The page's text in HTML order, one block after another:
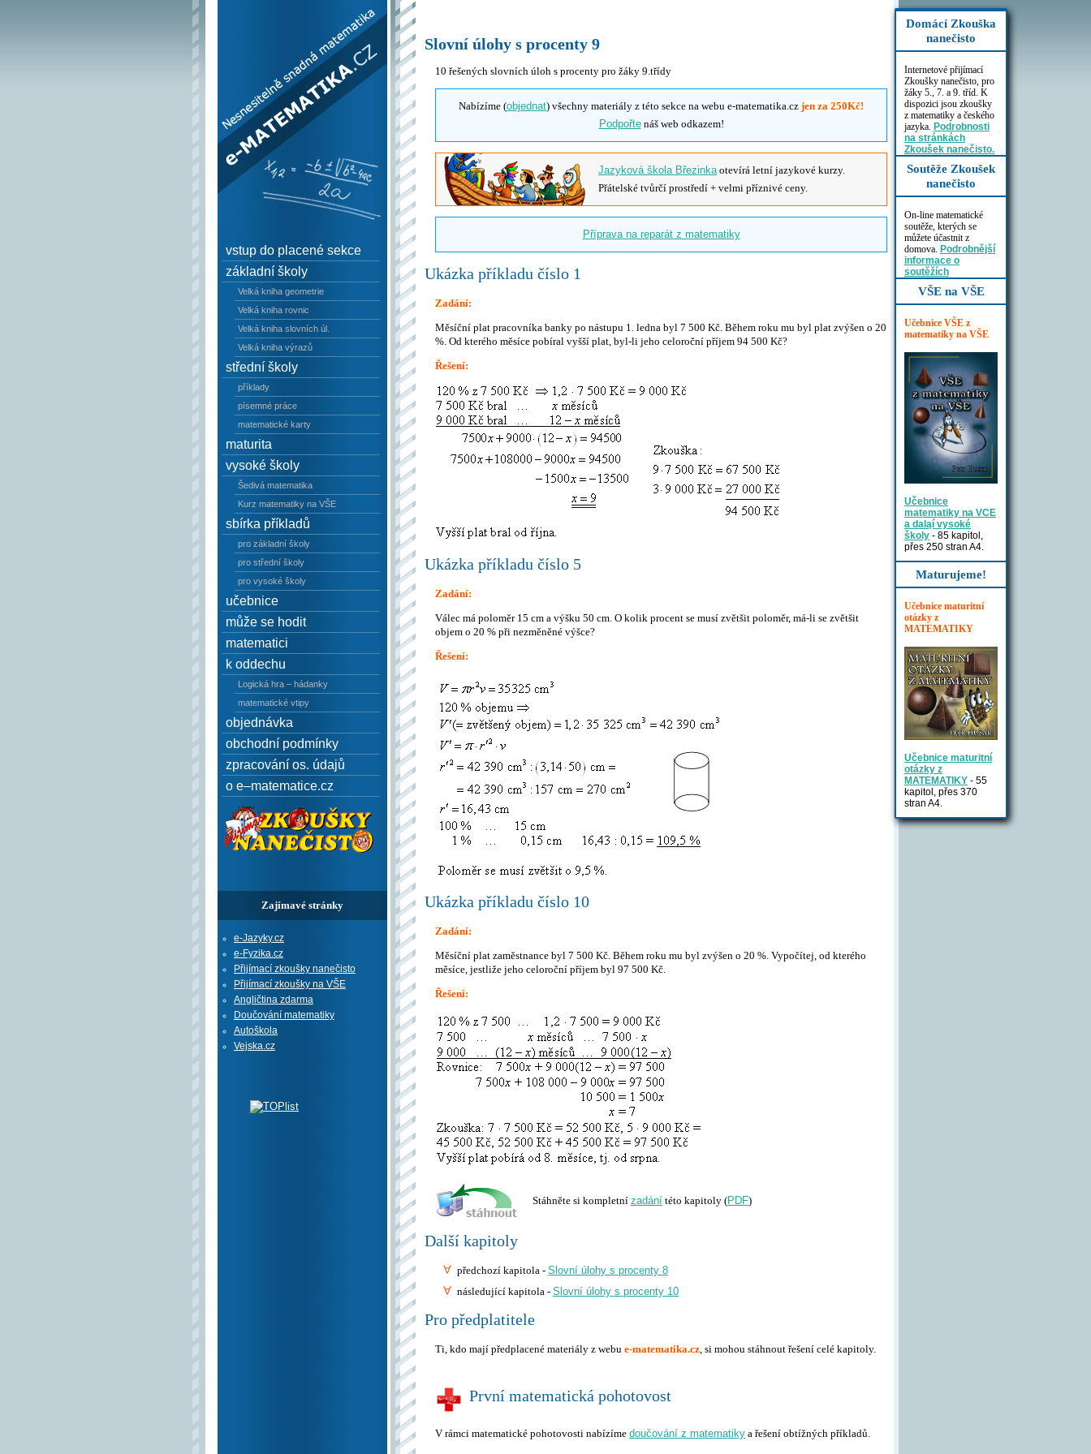
Nesnesitelně snadná
vstup do placené sekce
základní školy
Velká kniha geometrie
Velká kniha rovnic
Velká kniha slovních úl.
Velká kniha výrazů
střední školy
příklady
písemné práce
matematické karty
maturita
vysoké školy
Šedivá matematika
Kurz matematiky na VŠE
sbírka příkladů
pro základní školy
pro střední školy
pro vysoké školy
učebnice
může se hodit
matematici
k oddechu
Logická hra – hádanky
matematické vtipy
objednávka
obchodní podmínky
zpracování os. údajů
o e–matematice.cz
Zajímavé stránky
e-Jazyky.cz
e-Fyzika.cz
Přijímací zkoušky nanečisto
Přijímací zkoušky na VŠE
Angličtina zdarma
Doučování matematiky
Autoškola
Vejska.cz
Slovní úlohy s procenty 9
10 řešených slovních úloh s procenty pro žáky 9.třídy
Nabízíme (objednat) všechny materiály z této sekce na webu e-matematika.cz jen za 250Kč!
Podpořtenáš web odkazem!
Jazyková škola Březinkaotevírá letní jazykové kurzy.
Přátelské tvůrčí prostředí + velmi příznivé ceny.
Příprava na reparát z matematiky
Ukázka příkladu číslo 1
Zadání:
Měsíční plat pracovníka banky po nástupu 1. ledna byl 7 500 Kč. Během roku mu byl plat zvýšen o 20
%. Od kterého měsíce pobíral vyšší plat, byl-li jeho celoroční příjem 94 500 Kč?
Řešení:
Ukázka příkladu číslo 5
Zadání:
Válec má poloměr 15 cm a výšku 50 cm. O kolik procent se musí zvětšit poloměr, má-li se zvětšit
objem o 20 % při nezměněné výšce?
Řešení:
Ukázka příkladu číslo 10
Zadání:
Měsíční plat zaměstnance byl 7 500 Kč. Během roku mu byl zvýšen o 20 %. Vypočítej, od kterého
měsíce, jestliže jeho celoroční příjem byl 97 500 Kč.
Řešení:
Stáhněte si kompletní zadání této kapitoly (PDF)
Další kapitoly
předchozí kapitola - Slovní úlohy s procenty 8
následující kapitola - Slovní úlohy s procenty 10
Pro předplatitele
Ti, kdo mají předplacené materiály z webu e-matematika.cz, si mohou stáhnout řešení celé kapitoly.
První matematická pohotovost
V rámci matematické pohotovosti nabízíme doučování z matematiky a řešení obtížných příkladů.
Domácí Zkouška
nanečisto
Internetové přijímací
Zkoušky nanečisto, pro
žáky 5., 7. a 9. tříd. K
dispozici jsou zkoušky
z matematiky a českého
jazyka. Podrobnosti
na stránkách
Zkoušek nanečisto.
Soutěže Zkoušek
nanečisto
On-line matematické
soutěže, kterých se
můžete účastnit z
domova. Podrobnější
informace o
soutěžích
VŠE na VŠE
Učebnice VŠE z
matematiky na VŠE
Učebnice
matematiky na VCE
a daląí vysoké
školy - 85 kapitol,
přes 250 stran A4.
Maturujeme!
Učebnice maturitní
otázky z
MATEMATIKY
Učebnice maturitní
otázky z
MATEMATIKY - 55
kapitol, přes 370
stran A4.